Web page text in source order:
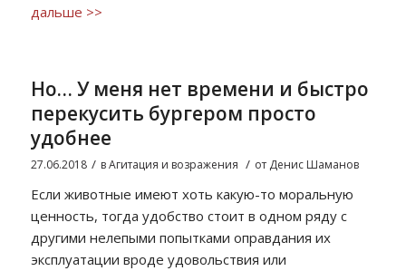
дальше >>
Но… У меня нет времени и быстро
перекусить бургером просто
удобнее
27.06.2018 / вАгитация и возражения / от Денис Шаманов
Если животные имеют хоть какую-то моральную
ценность, тогда удобство стоит в одном ряду с
другими нелепыми попытками оправдания их
эксплуатации вроде удовольствия или